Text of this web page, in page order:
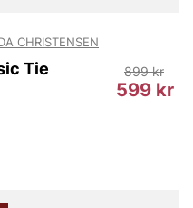
CHRISTENSEN
Tie
599 kr
899 kr